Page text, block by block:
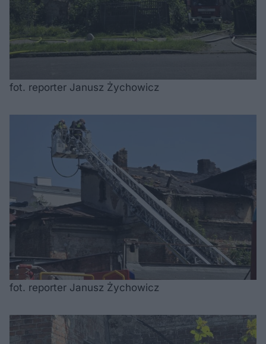
fot. reporter Janusz Żychowicz
fot. reporter Janusz Żychowicz